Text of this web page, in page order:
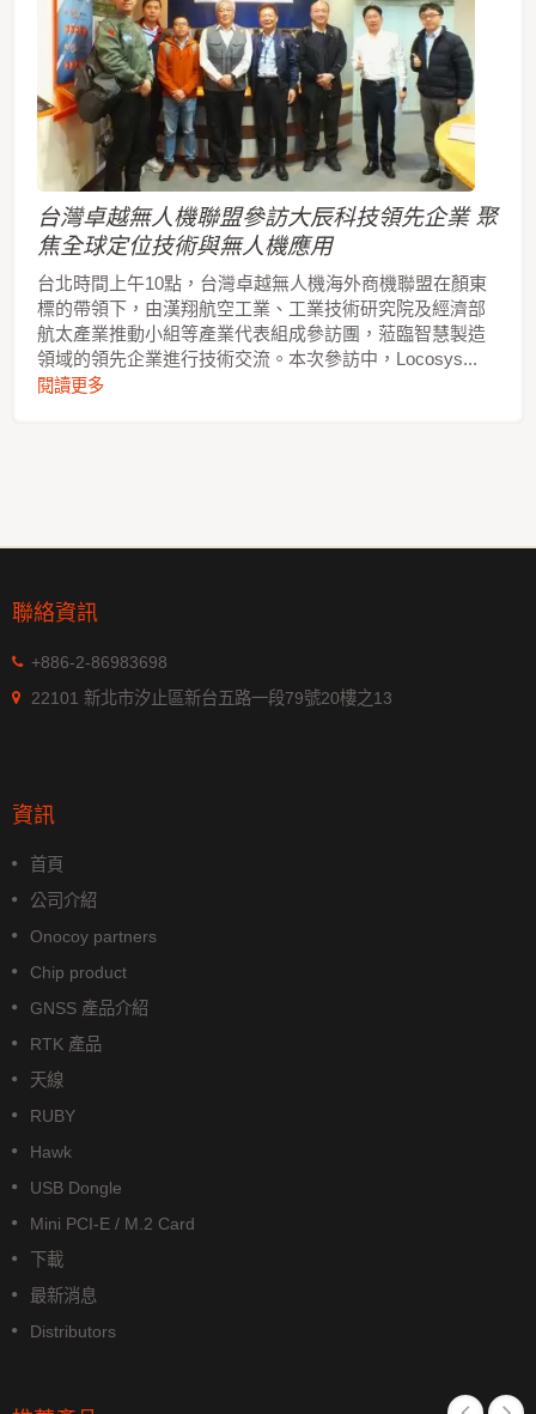
台灣卓越無人機聯盟參訪大辰科技領先企業 聚
焦全球定位技術與無人機應用
台北時間上午10點，台灣卓越無人機海外商機聯盟在顏東
標的帶領下，由漢翔航空工業、工業技術研究院及經濟部
航太產業推動小組等產業代表組成參訪團，蒞臨智慧製造
領域的領先企業進行技術交流。本次參訪中，Locosys...
閱讀更多
聯絡資訊
+886-2-86983698
22101 新北市汐止區新台五路一段79號20樓之13
資訊
首頁
公司介紹
Onocoy partners
Chip product
GNSS 產品介紹
RTK 產品
天線
RUBY
Hawk
USB Dongle
Mini PCI-E / M.2 Card
下載
最新消息
Distributors